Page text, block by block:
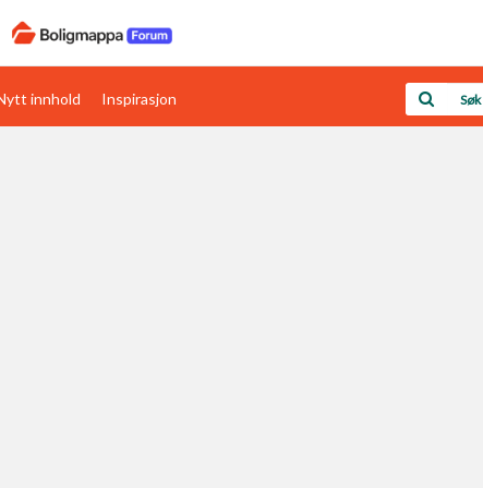
Boligens papirer
innhold Inspirasjon